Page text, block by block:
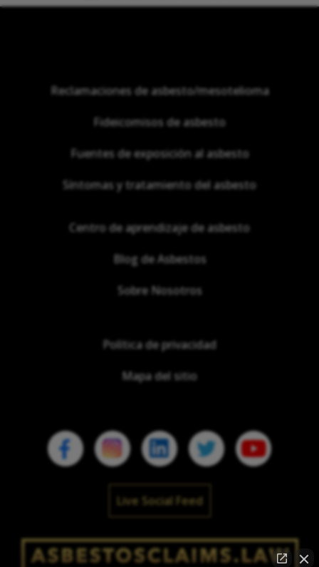
Reclamaciones de asbesto/mesotelioma
Fideicomisos de asbesto
Fuentes de exposición al asbesto
Síntomas y tratamiento del asbesto
Centro de aprendizaje de asbesto
Blog de Asbestos
Sobre Nosotros
Política de privacidad
Mapa del sitio
Live Social Feed